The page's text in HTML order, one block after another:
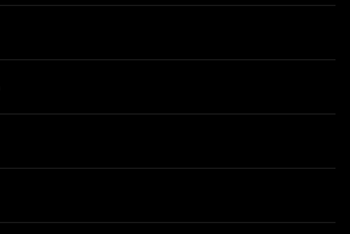
रौनक, सांस्कृतिक कार्यक्रम सम्पन्न